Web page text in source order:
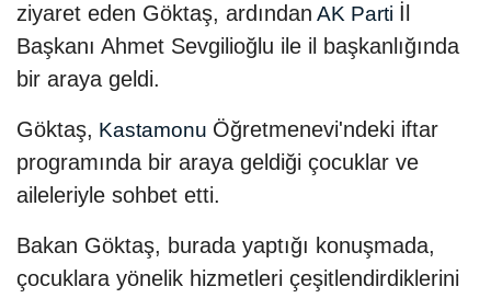
ziyaret eden Göktaş, ardından AK Parti İl
Başkanı Ahmet Sevgilioğlu ile il başkanlığında
bir araya geldi.
Göktaş, Kastamonu Öğretmenevi'ndeki iftar
programında bir araya geldiği çocuklar ve
aileleriyle sohbet etti.
Bakan Göktaş, burada yaptığı konuşmada,
çocuklara yönelik hizmetleri çeşitlendirdiklerini